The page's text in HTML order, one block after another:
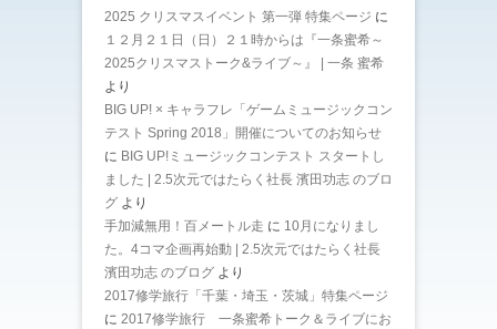
2025 クリスマスイベント 第一弾 特集ページ に
１２月２１日（日）２１時からは『一条蜜希～
2025クリスマストーク&ライブ～』 | 一条 蜜希
より
BIG UP! × キャラフレ「ゲームミュージックコン
テスト Spring 2018」開催についてのお知らせ
に BIG UP!ミュージックコンテスト スタートし
ました | 2.5次元ではたらく社長 濱田功志 のブロ
グ より
手加減無用！百メートル走 に 10月になりまし
た。4コマ企画再始動 | 2.5次元ではたらく社長
濱田功志 のブログ より
2017修学旅行「千葉・埼玉・茨城」特集ページ
に 2017修学旅行 一条蜜希トーク＆ライブにお